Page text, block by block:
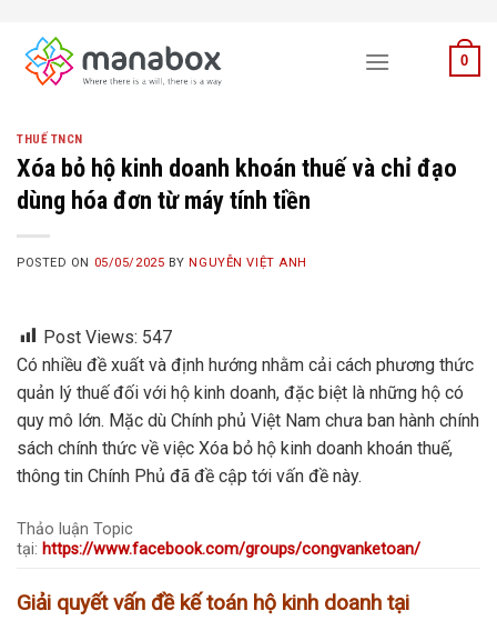
content
0
THUẾ TNCN
Xóa bỏ hộ kinh doanh khoán thuế và chỉ đạo
dùng hóa đơn từ máy tính tiền
POSTED ON 05/05/2025 BYNGUYỄN VIỆT ANH
Post Views: 547
Có nhiều đề xuất và định hướng nhằm cải cách phương thức
quản lý thuế đối với hộ kinh doanh, đặc biệt là những hộ có
quy mô lớn. Mặc dù Chính phủ Việt Nam chưa ban hành chính
sách chính thức về việc Xóa bỏ hộ kinh doanh khoán thuế,
thông tin Chính Phủ đã đề cập tới vấn đề này.
Thảo luận Topic
tại: https://www.facebook.com/groups/congvanketoan/
Giải quyết vấn đề kế toán hộ kinh doanh tại